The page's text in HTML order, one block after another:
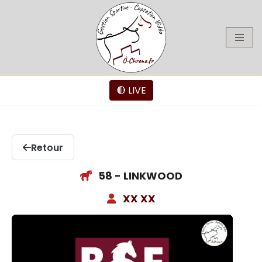
🔴 LIVE
Retour
58 - LINKWOOD
XX XX